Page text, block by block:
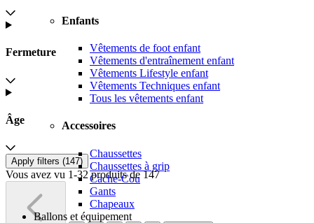
Enfants
Vêtements de foot enfant
Vêtements d'entraînement enfant
Vêtements Lifestyle enfant
Vêtements Techniques enfant
Tous les vêtements enfant
Accessoires
Chaussettes
Chaussettes à grip
Cache-Cou
Gants
Chapeaux
Ballons et équipement
Fermeture
Âge
Apply filters (147)
Vous avez vu 1-32 produits de 147